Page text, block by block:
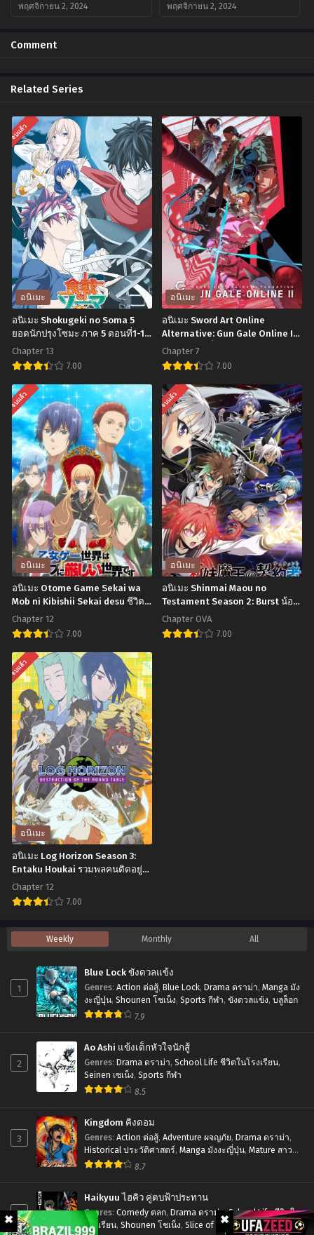
พฤศจิกายน 2, 2024 พฤศจิกายน 2, 2024
พฤศจิกายน 2, 2024
พฤศจิกายน 2, 2024
Chapter 6
พฤศจิกายน 2, 2024
Chapter 5
พฤศจิกายน 2, 2024
Chapter 4
พฤศจิกายน 2, 2024
Chapter 3
พฤศจิกายน 2, 2024
Chapter 2
พฤศจิกายน 2, 2024
Chapter 1
พฤศจิกายน 2, 2024
Comment
Related Series
จบแล้ว
อนิเมะ
อนิเมะ Shokugeki no Soma 5
ยอดนักปรุงโซมะ ภาค 5 ตอนที่1-13
พากย์ไทย+ซับไทย
Chapter 13
7.00
อ
นิ
เมะ
Shokugeki
no
Soma
5
ยอด
นัก
ปรุง
โซมะ
ภาค
5
ตอน
ที่1-
13
พากย์
ไทย+ซับ
ไทย
อนิเมะ
อนิเมะ Sword Art Online
Alternative: Gun Gale Online II
ภาค 2 ตอนที่1-7 ซับไทย
Chapter 7
7.00
อ
นิ
เมะ
Sword
Art
Online
Alternative:
Gun
Gale
Online
II
ภาค
2
ตอน
จบแล้ว
อนิเมะ
อนิเมะ Otome Game Sekai wa
Mob ni Kibishii Sekai desu ชีวิต
ตัวประกอบอย่างตูอยู่ยากในเกมจีบ
หนุ่ม ตอนที่1-12 ซับไทย
Chapter 12
7.00
อ
นิ
เมะ
Otome
Game
Sekai
wa
Mob
ni
Kibishii
Sekai
desu
ชีวิต
ตัวประกอบ
อย่าง
ตู
ยาก
ใน
หนุ่ม
ตอน
ซับ
ไทย
จบแล้ว
อนิเมะ
อนิเมะ Shinmai Maou no
Testament Season 2: Burst น้อง
สาวมือใหม่ของผมเป็นจอมมาร
ภาค 2 ตอนที่1-10 ซับไทย
Chapter OVA
7.00
ของ
ผม
จอม
มาร
ตอน
ที่1-
ไทย
จบแล้ว
อนิเมะ
อนิเมะ Log Horizon Season 3:
Entaku Houkai รวมพลคนติดอยู่
ในเกมส์ ภาค 3 ตอนที่1-12 ซับไทย
Chapter 12
7.00
อ
นิ
Log
Horizon
Season
Entaku
Houkai
คน
เกมส์
ภาค
Weekly Monthly All
1
Blue Lock ขังดวลแข้ง
Genres: Action ต่อสู้, Blue Lock, Drama ดราม่า, Manga มัง
งะญี่ปุ่น, Shounen โชเน็ง, Sports กีฬา, ขังดวลแข้ง, บลูล็อก
7.9
2
Ao Ashi แข้งเด็กหัวใจนักสู้
Genres: Drama ดราม่า, School Life ชีวิตในโรงเรียน,
Seinen เซเน็ง, Sports กีฬา
8.5
3
Kingdom คิงดอม
Genres: Action ต่อสู้, Adventure ผจญภัย, Drama ดราม่า,
Historical ประวัติศาสตร์, Manga มังงะญี่ปุ่น, Mature สาว
ใหญ่,Seinen เซเน็ง
8.7
4
Haikyuu ไฮคิว คู่ตบฟ้าประทาน
Genres: Comedy ตลก, Drama ดราม่า,School Life ชีวิตใน
โรงเรียน, Shounen โชเน็ง, Slice of Life รั้วโรงเรียน,